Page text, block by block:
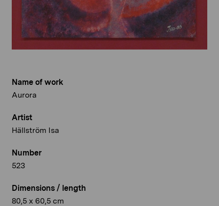
Name of work
Aurora
Artist
Hällström Isa
Number
523
Dimensions / length
80,5 x 60,5 cm